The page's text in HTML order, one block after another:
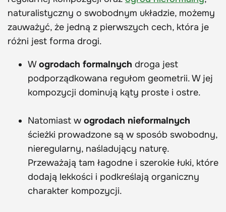
naturalistyczny o swobodnym układzie, możemy
zauważyć, że jedną z pierwszych cech, która je
różni jest forma drogi.
Wogrodach formalnych droga jest
podporządkowana regułom geometrii. W jej
kompozycji dominują kąty proste i ostre.
Natomiast w ogrodach nieformalnych
ścieżki prowadzone są w sposób swobodny,
nieregularny, naśladujący naturę.
Przeważają tam łagodne i szerokie łuki, które
dodają lekkości i podkreślają organiczny
charakter kompozycji.